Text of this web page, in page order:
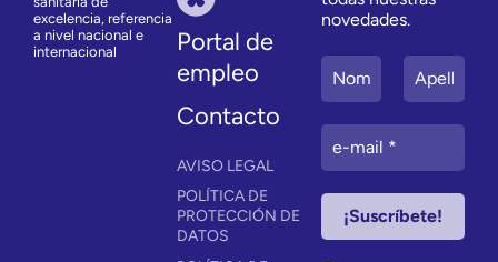
excelencia, referencia
a nivel nacional e
internacional
Portal de
empleo
Contacto
AVISO LEGAL
POLÍTICA DE
PROTECCIÓN DE
DATOS
novedades.